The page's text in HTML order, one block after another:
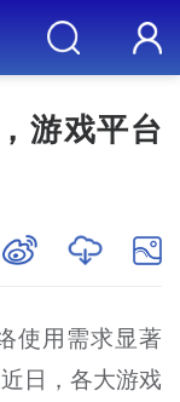
游戏平台
使用需求显著
日，各大游戏